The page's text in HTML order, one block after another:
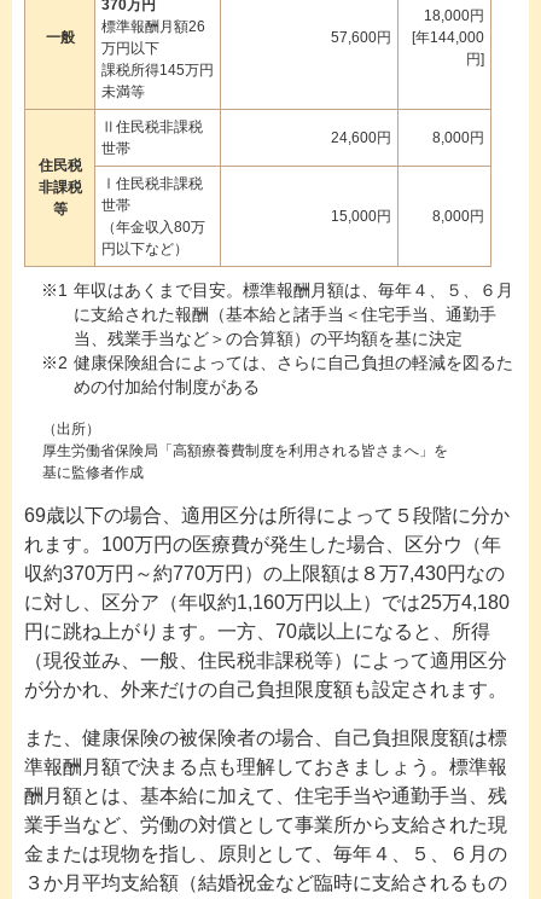
一般
370万円
標準報酬月額26
万円以下
課税所得145万円
未満等
57,600円
18,000円
[年144,000
円]
住民税
非課税
等
Ⅱ住民税非課税
世帯
24,600円 8,000円
Ⅰ住民税非課税
世帯
（年金収入80万
円以下など）
15,000円 8,000円
年収はあくまで目安。標準報酬月額は、毎年４、５、６月
に支給された報酬（基本給と諸手当＜住宅手当、通勤手
当、残業手当など＞の合算額）の平均額を基に決定
健康保険組合によっては、さらに自己負担の軽減を図るた
めの付加給付制度がある
（出所）
厚生労働省保険局「高額療養費制度を利用される皆さまへ」を
基に監修者作成
69歳以下の場合、適用区分は所得によって５段階に分か
れます。100万円の医療費が発生した場合、区分ウ（年
収約370万円～約770万円）の上限額は８万7,430円なの
に対し、区分ア（年収約1,160万円以上）では25万4,180
円に跳ね上がります。一方、70歳以上になると、所得
（現役並み、一般、住民税非課税等）によって適用区分
が分かれ、外来だけの自己負担限度額も設定されます。
また、健康保険の被保険者の場合、自己負担限度額は標
準報酬月額で決まる点も理解しておきましょう。標準報
酬月額とは、基本給に加えて、住宅手当や通勤手当、残
業手当など、労働の対償として事業所から支給された現
金または現物を指し、原則として、毎年４、５、６月の
３か月平均支給額（結婚祝金など臨時に支給されるもの